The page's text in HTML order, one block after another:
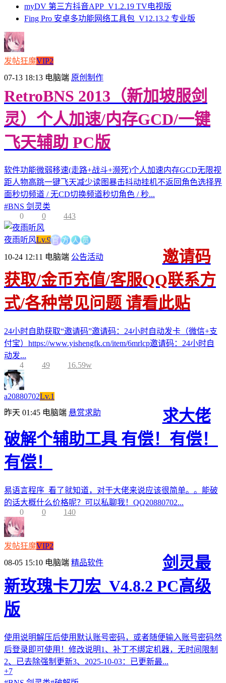
myDV 第三方抖音APP_V1.2.19 TV电视版
Fing Pro 安卓多功能网络工具包_V12.13.2 专业版
发帖狂魔VIP2
07-13 18:13 电脑端 原创制作
RetroBNS 2013（新加坡服剑
灵）个人加速/内存GCD/一键
飞天辅助 PC版
软件功能微弱移速(走路+战斗+濒死)个人加速内存GCD无限视
距人物高跳一键飞天减少读图暴击抖动挂机不返回角色选择界
面秒切频道 / 无CD切换频道秒切角色 / 秒...
#BNS 剑灵类
0
0 443
夜雨听风Lv.9官方人员
10-24 12:11 电脑端 公告活动
邀请码
获取/金币充值/客服QQ联系方
式/各种常见问题 请看此贴
24小时自助获取“邀请码”邀请码：24小时自动发卡（微信+支
付宝）https://www.yishengfk.cn/item/6mrlcp邀请码：24小时自
动发...
4
49 16.59w
a20880702Lv.1
昨天 01:45 电脑端 悬赏求助
求大佬
破解个辅助工具 有偿！有偿！
有偿！
易语言程序 看了就知道，对于大佬来说应该很简单。。能破
的话大概什么价格呢？可以私聊我！QQ20880702...
0
0 140
发帖狂魔VIP2
08-05 15:10 电脑端 精品软件
剑灵最
新玫瑰卡刀宏_V4.8.2 PC高级
版
使用说明解压后使用默认账号密码，或者随便输入账号密码然
后登录即可使用！修改说明1、补丁不绑定机器，无时间限制
2、已去除强制更新3、2025-10-03：已更新最...
+7